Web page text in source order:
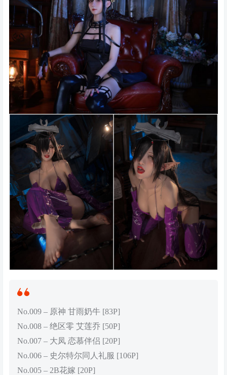
No.009 – 原神 甘雨奶牛 [83P]
No.008 – 绝区零 艾莲乔 [50P]
No.007 – 大凤 恋慕伴侣 [20P]
No.006 – 史尔特尔同人礼服 [106P]
No.005 – 2B花嫁 [20P]